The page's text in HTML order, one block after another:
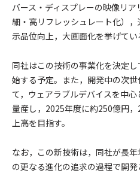
バース・ディスプレーの映像リ
細・高リフレッシュレート化）
示品位向上，大画面化を挙げてい
同社はこの技術の事業化を決定
始する予定。また，開発中の次
て，ウェアラブルデバイスを中
量産し，2025年度に約250億円
上高を目指す。
なお，この新技術は，同社が長
の更なる進化の追求の過程で開